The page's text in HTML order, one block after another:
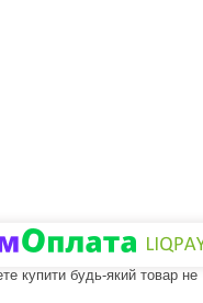
купити будь-який товар не